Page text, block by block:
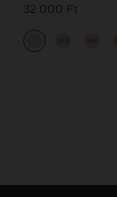
32 000 Ft